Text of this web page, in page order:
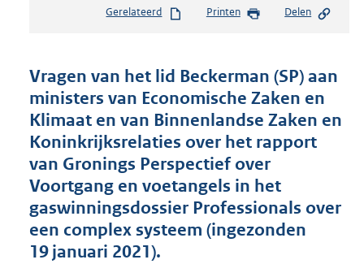
s
d
s
g
r
o
t
t
:
Gerelateerd Printen Delen
Vragen van het lid Beckerman (SP) aan
ministers van Economische Zaken en
Klimaat en van Binnenlandse Zaken en
Koninkrijksrelaties over het rapport
van Gronings Perspectief over
Voortgang en voetangels in het
gaswinningsdossier Professionals over
een complex systeem (ingezonden
19 januari 2021).